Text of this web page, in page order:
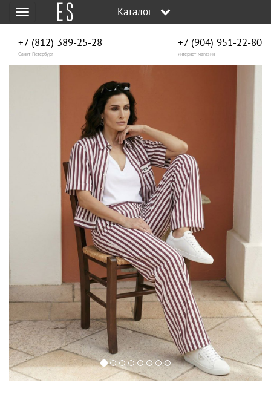
Меню Каталог
+7 (812) 389-25-28
Санкт-Петербург
+7 (904) 951‑22‑80
интернет-магазин